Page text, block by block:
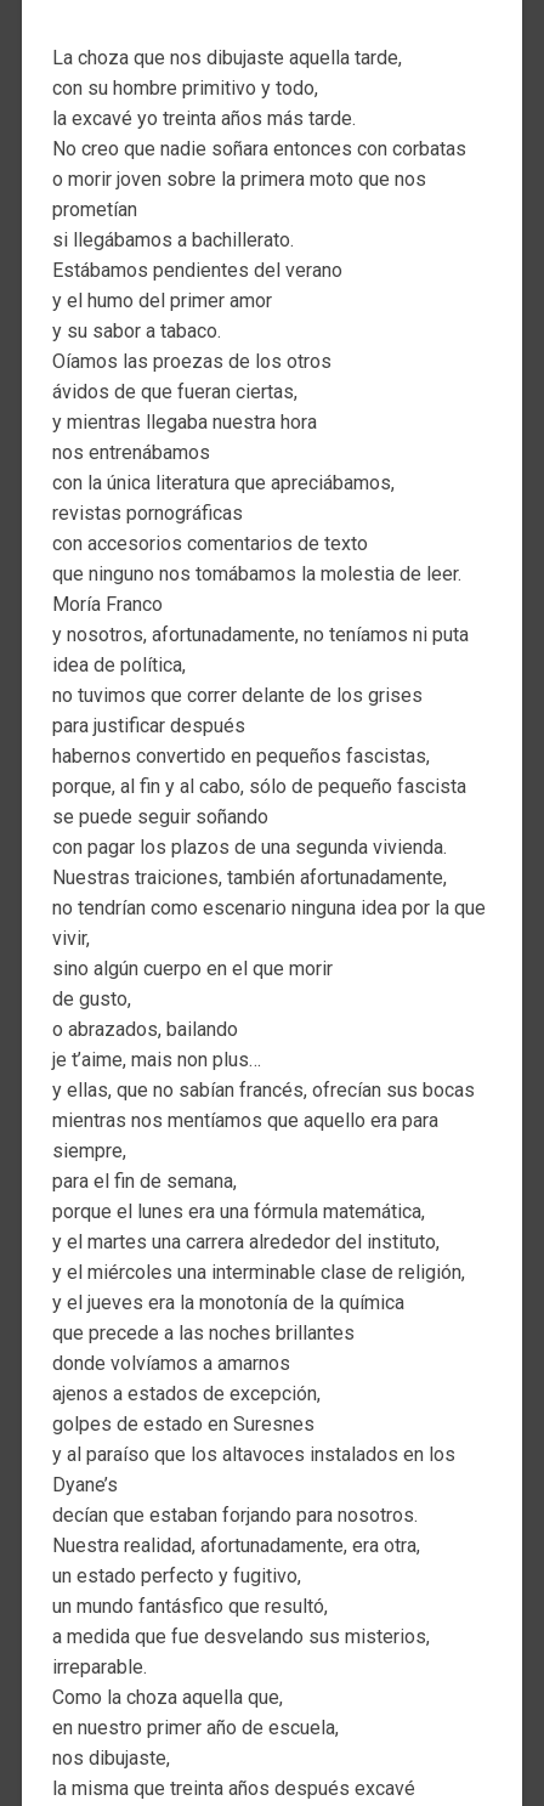
La choza que nos dibujaste aquella tarde,
con su hombre primitivo y todo,
la excavé yo treinta años más tarde.
No creo que nadie soñara entonces con corbatas
o morir joven sobre la primera moto que nos
prometían
si llegábamos a bachillerato.
Estábamos pendientes del verano
y el humo del primer amor
y su sabor a tabaco.
Oíamos las proezas de los otros
ávidos de que fueran ciertas,
y mientras llegaba nuestra hora
nos entrenábamos
con la única literatura que apreciábamos,
revistas pornográficas
con accesorios comentarios de texto
que ninguno nos tomábamos la molestia de leer.
Moría Franco
y nosotros, afortunadamente, no teníamos ni puta
idea de política,
no tuvimos que correr delante de los grises
para justificar después
habernos convertido en pequeños fascistas,
porque, al fin y al cabo, sólo de pequeño fascista
se puede seguir soñando
con pagar los plazos de una segunda vivienda.
Nuestras traiciones, también afortunadamente,
no tendrían como escenario ninguna idea por la que
vivir,
sino algún cuerpo en el que morir
de gusto,
o abrazados, bailando
je t’aime, mais non plus…
y ellas, que no sabían francés, ofrecían sus bocas
mientras nos mentíamos que aquello era para
siempre,
para el fin de semana,
porque el lunes era una fórmula matemática,
y el martes una carrera alrededor del instituto,
y el miércoles una interminable clase de religión,
y el jueves era la monotonía de la química
que precede a las noches brillantes
donde volvíamos a amarnos
ajenos a estados de excepción,
golpes de estado en Suresnes
y al paraíso que los altavoces instalados en los
Dyane’s
decían que estaban forjando para nosotros.
Nuestra realidad, afortunadamente, era otra,
un estado perfecto y fugitivo,
un mundo fantásfico que resultó,
a medida que fue desvelando sus misterios,
irreparable.
Como la choza aquella que,
en nuestro primer año de escuela,
nos dibujaste,
la misma que treinta años después excavé